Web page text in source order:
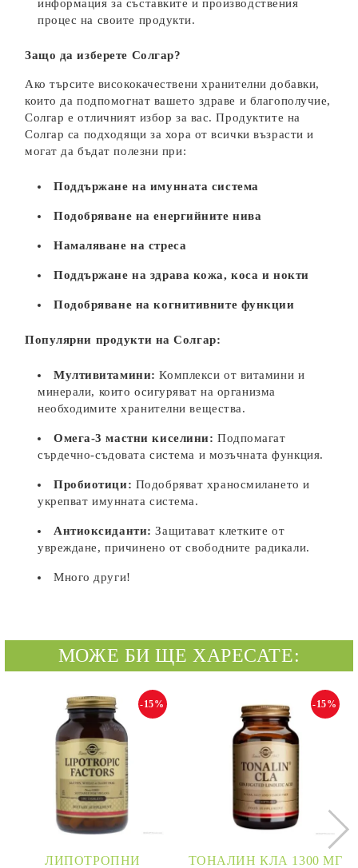
информация за съставките и производствения
процес на своите продукти.
Защо да изберете Солгар?
Ако търсите висококачествени хранителни добавки,
които да подпомогнат вашето здраве и благополучие,
Солгар е отличният избор за вас. Продуктите на
Солгар са подходящи за хора от всички възрасти и
могат да бъдат полезни при:
Поддържане на имунната система
Подобряване на енергийните нива
Намаляване на стреса
Поддържане на здрава кожа, коса и нокти
Подобряване на когнитивните функции
Популярни продукти на Солгар:
Мултивитамини: Комплекси от витамини и
минерали, които осигуряват на организма
необходимите хранителни вещества.
Омега-3 мастни киселини: Подпомагат
сърдечно-съдовата система и мозъчната функция.
Пробиотици: Подобряват храносмилането и
укрепват имунната система.
Антиоксиданти: Защитават клетките от
увреждане, причинено от свободните радикали.
Много други!
МОЖЕ БИ ЩЕ ХАРЕСАТЕ:
ЛИПОТРОПНИ
-15%
ТОНАЛИН КЛА 1300 МГ
-15%